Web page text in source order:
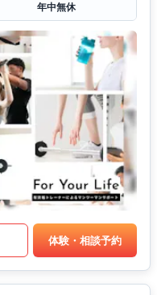
年中無休
体験・相談予約